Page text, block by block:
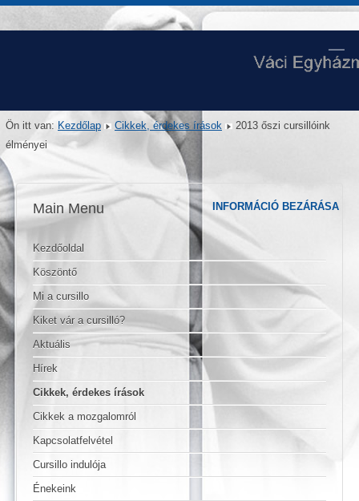
Ön itt van: Kezdőlap Cikkek, érdekes írások
2013 őszi cursillóink
élményei
Main Menu
Kezdőoldal
Köszöntő
Mi a cursillo
Kiket vár a cursilló?
Aktuális
Hírek
Cikkek, érdekes írások
Cikkek a mozgalomról
Kapcsolatfelvétel
Cursillo indulója
Énekeink
INFORMÁCIÓ BEZÁRÁSA